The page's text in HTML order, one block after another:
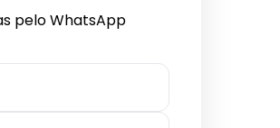
pelo WhatsApp